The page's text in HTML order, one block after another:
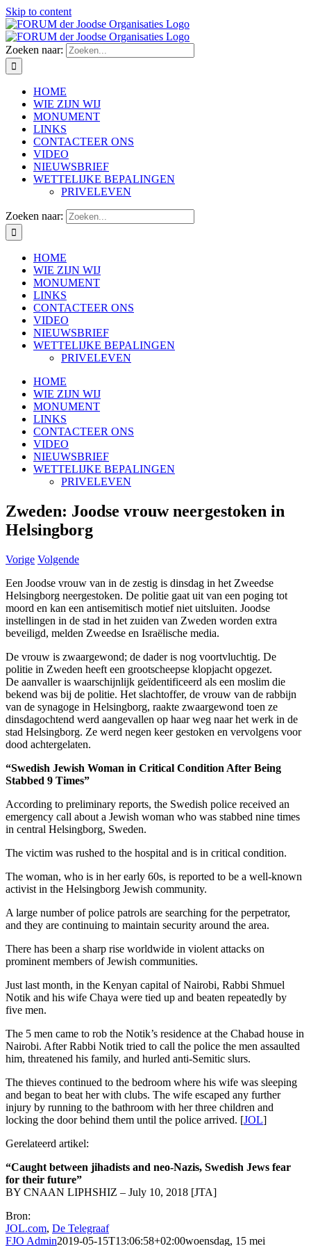
Skip to content
Zoeken naar:
HOME
WIE ZIJN WIJ
MONUMENT
LINKS
CONTACTEER ONS
VIDEO
NIEUWSBRIEF
WETTELIJKE BEPALINGEN
PRIVELEVEN
Zoeken naar:
HOME
WIE ZIJN WIJ
MONUMENT
LINKS
CONTACTEER ONS
VIDEO
NIEUWSBRIEF
WETTELIJKE BEPALINGEN
PRIVELEVEN
HOME
WIE ZIJN WIJ
MONUMENT
LINKS
CONTACTEER ONS
VIDEO
NIEUWSBRIEF
WETTELIJKE BEPALINGEN
PRIVELEVEN
Zweden: Joodse vrouw neergestoken in
Helsingborg
Vorige Volgende
Een Joodse vrouw van in de zestig is dinsdag in het Zweedse
Helsingborg neergestoken. De politie gaat uit van een poging tot
moord en kan een antisemitisch motief niet uitsluiten. Joodse
instellingen in de stad in het zuiden van Zweden worden extra
beveiligd, melden Zweedse en Israëlische media.
De vrouw is zwaargewond; de dader is nog voortvluchtig. De
politie in Zweden heeft een grootscheepse klopjacht opgezet.
De aanvaller is waarschijnlijk geïdentificeerd als een moslim die
bekend was bij de politie. Het slachtoffer, de vrouw van de rabbijn
van de synagoge in Helsingborg, raakte zwaargewond toen ze
dinsdagochtend werd aangevallen op haar weg naar het werk in de
stad Helsingborg. Ze werd negen keer gestoken en vervolgens voor
dood achtergelaten.
“Swedish Jewish Woman in Critical Condition After Being
Stabbed 9 Times”
According to preliminary reports, the Swedish police received an
emergency call about a Jewish woman who was stabbed nine times
in central Helsingborg, Sweden.
The victim was rushed to the hospital and is in critical condition.
The woman, who is in her early 60s, is reported to be a well-known
activist in the Helsingborg Jewish community.
A large number of police patrols are searching for the perpetrator,
and they are continuing to maintain security around the area.
There has been a sharp rise worldwide in violent attacks on
prominent members of Jewish communities.
Just last month, in the Kenyan capital of Nairobi, Rabbi Shmuel
Notik and his wife Chaya were tied up and beaten repeatedly by
five men.
The 5 men came to rob the Notik’s residence at the Chabad house in
Nairobi. After Rabbi Notik tried to call the police the men assaulted
him, threatened his family, and hurled anti-Semitic slurs.
The thieves continued to the bedroom where his wife was sleeping
and began to beat her with clubs. The wife escaped any further
injury by running to the bathroom with her three children and
locking the door behind them until the police arrived. [JOL]
Gerelateerd artikel:
“Caught between jihadists and neo-Nazis, Swedish Jews fear
for their future”
BY CNAAN LIPHSHIZ – July 10, 2018 [JTA]
Bron:
JOL.com, De Telegraaf
FJO Admin2019-05-15T13:06:58+02:00woensdag, 15 mei